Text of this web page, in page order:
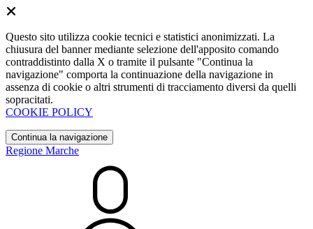
Questo sito utilizza cookie tecnici e statistici anonimizzati. La
chiusura del banner mediante selezione dell'apposito comando
contraddistinto dalla X o tramite il pulsante "Continua la
navigazione" comporta la continuazione della navigazione in
assenza di cookie o altri strumenti di tracciamento diversi da quelli
sopracitati.
COOKIE POLICY
Continua la navigazione
Regione Marche